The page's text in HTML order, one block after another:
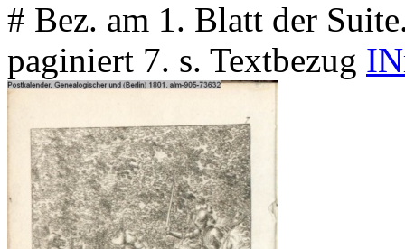
# Bez. am 1. Blatt der
paginiert 7. s. Textbezug